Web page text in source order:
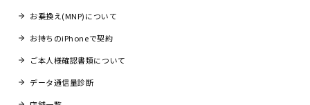
お乗換え(MNP)について
お持ちのiPhoneで契約
ご本人様確認書類について
データ通信量診断